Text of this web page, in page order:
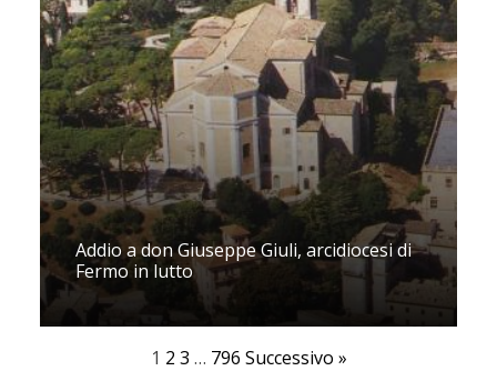
Addio a don Giuseppe Giuli, arcidiocesi di
Fermo in lutto
1 2 3 … 796 Successivo »